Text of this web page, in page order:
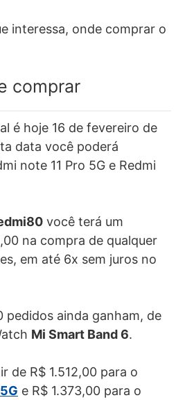
interessa, onde comprar o
comprar
é hoje 16 de fevereiro de
data você poderá
note 11 Pro 5G e Redmi
você terá um
na compra de qualquer
em até 6x sem juros no
pedidos ainda ganham, de
Mi Smart Band 6.
de R$ 1.512,00 para o
e R$ 1.373,00 para o